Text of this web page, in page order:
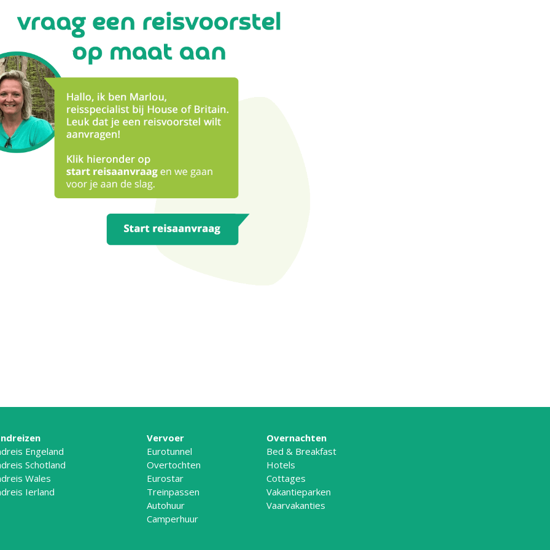
Engeland
Schotland
Wales
Ierland
Vervoer
Eurotunnel
Overtochten
Eurostar
Treinpassen
Autohuur
Camperhuur
Overnachten
Bed & Breakfast
Hotels
Cottages
Vakantieparken
Vaarvakanties